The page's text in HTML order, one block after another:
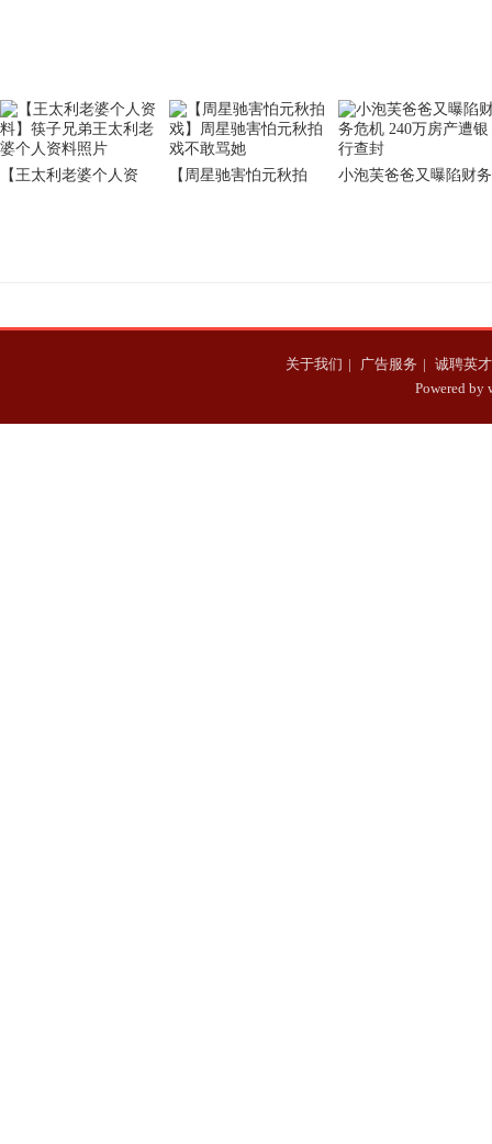
【王太利老婆个人资
【周星驰害怕元秋拍
小泡芙爸爸又曝陷财务
关于我们 | 广告服务 | 诚聘英才
Powered by